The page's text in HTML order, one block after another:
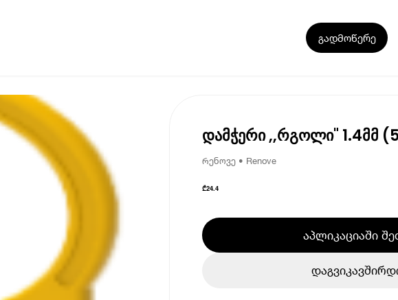
გადმოწერე
დამჭერი ,,რგოლი" 1.4მმ
რენოვე • Renove
₾24.4
აპლიკაციაში